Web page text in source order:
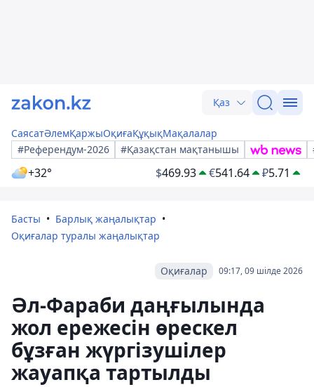
Қаз
СаясатӘлемҚаржыОқиғаҚұқықМақалалар
#Референдум-2026
#Қазақстан мақтанышы
+32° $469.93 €541.64 ₽5.71
Басты
Барлық жаңалықтар
Оқиғалар туралы жаңалықтар
09:17, 09 шілде 2026
Оқиғалар
Әл-Фараби даңғылында
жол ережесін өрескел
бұзған жүргізушілер
жауапқа тартылды